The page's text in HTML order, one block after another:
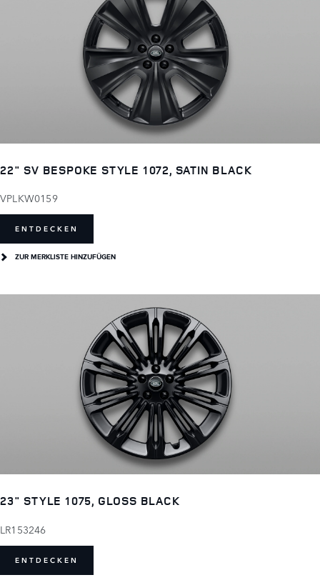
22" SV BESPOKE STYLE 1072, SATIN BLACK
VPLKW0159
ENTDECKEN
ZUR MERKLISTE HINZUFÜGEN
23" STYLE 1075, GLOSS BLACK
LR153246
ENTDECKEN